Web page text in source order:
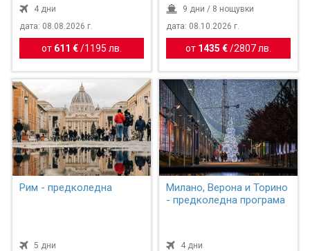
4 дни
дата: 08.08.2026 г.
от 611 € / 1195 лв.
9 дни / 8 нощувки
дата: 08.10.2026 г.
от 1435 €/2807 лв.
Рим - предколедна
5 дни
Милано, Верона и Торино
- предколедна програма
4 дни